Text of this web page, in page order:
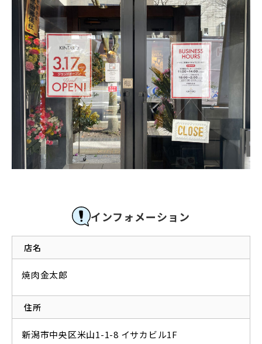
インフォメーション
店名
焼肉金太郎
住所
新潟市中央区米山1-1-8 イサカビル1F